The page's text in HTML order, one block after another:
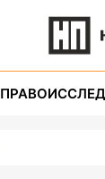
ПРАВО